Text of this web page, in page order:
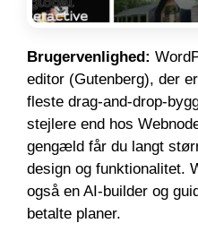
Brugervenlighed:
editor (Gutenberg), der
fleste drag-and-drop-
stejlere end hos
gengæld får du langt
design og funktionalitet.
også en AI-builder og
betalte planer.